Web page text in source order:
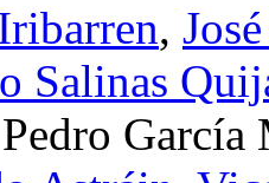
,
Salinas